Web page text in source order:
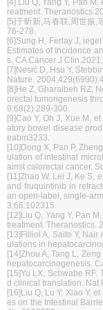
[4] Liu Q, Yang Y, Pan
reatment.
[5]于昕新,马春联,周世振,
76-278.
[6]Sung H, Ferlay J,
Estimates of Incidence
s. CA Cancer J
[7]Nesić D, Hsu Y,
Nature.
[8]He Z, Gharaibeh RZ,
orectal tumorigenesis
9;68(2):289-300.
[9]Cao Y, Oh J, Xue M,
atory bowel disease
eabm3233.
[10]Dong X, Pan P,
ulation of intestinal
ainst colorectal cancer.
[11]Zhao W, Lei J, Ke S,
and fruquintinib in
an open-label, single-
3;66:102315.
[12]Liu Q, Yang Y, Pan
treatment. Theranostics.
[13]Filliol A, Saito Y,
ulations in
[14]Zhou A, Tang L,
hepatocarcinogenesis.
[15]Yu LX, Schwabe
d clinical translation. Nat
[16]Liu Q, Lu Y, Xiao Y,
es on the Intestinal